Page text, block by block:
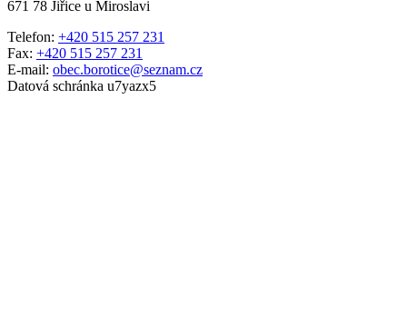
671 78 Jiřice u Miroslavi
Telefon: +420 515 257 231
Fax: +420 515 257 231
E-mail: obec.borotice@seznam.cz
Datová schránka u7yazx5